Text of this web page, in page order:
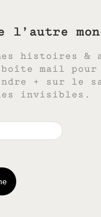
l’autre
histoires &
mail pour
+ sur le
invisibles.